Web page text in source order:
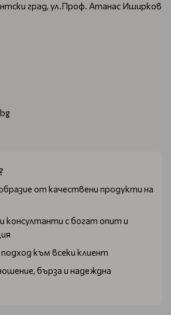
град, ул.Проф. Атанас Иширков
от качествени продукти на
консултанти с богат опит и
към всеки клиент
бърза и надеждна